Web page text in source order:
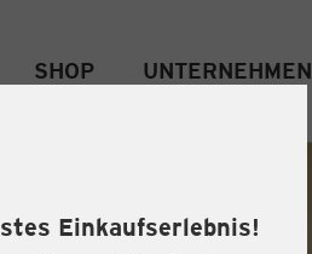
Einkaufserlebnis!
SHOP UNTERNEHMEN